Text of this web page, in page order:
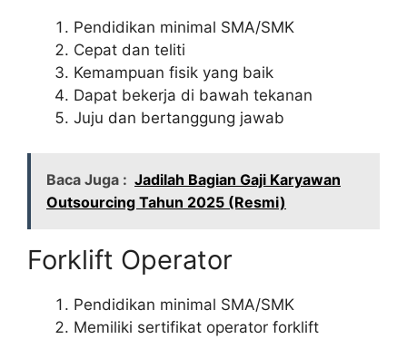
Pendidikan minimal SMA/SMK
Cepat dan teliti
Kemampuan fisik yang baik
Dapat bekerja di bawah tekanan
Juju dan bertanggung jawab
Baca Juga : Jadilah Bagian Gaji Karyawan
Outsourcing Tahun 2025 (Resmi)
Forklift Operator
Pendidikan minimal SMA/SMK
Memiliki sertifikat operator forklift